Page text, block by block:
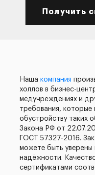
Получить
Наша компания
холлов в бизнес-
медучреждениях и
требования, которые
обустройству таких
Закона РФ от
ГОСТ 57327-2016.
можете быть уверены
надёжности.
сертификатами